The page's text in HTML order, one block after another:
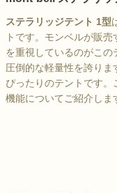
ステラリッジテント 1型
トです。モンベルが販
を重視しているのがこ
圧倒的な軽量性を誇りま
ぴったりのテントです。
機能についてご紹介しま